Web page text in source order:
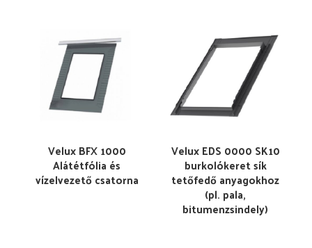
Velux BFX 1000
Alátétfólia és
vízelvezető csatorna
Velux EDS 0000 SK10
burkolókeret sík
tetőfedő anyagokhoz
(pl. pala,
bitumenzsindely)